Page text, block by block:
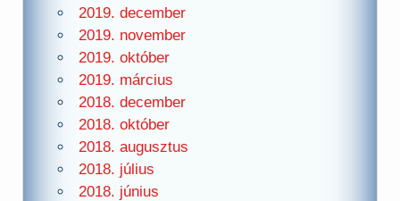
2019. december
2019. november
2019. október
2019. március
2018. december
2018. október
2018. augusztus
2018. július
2018. június